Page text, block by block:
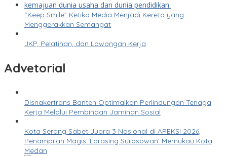
“Keep Smile” Ketika Media Menjadi Kereta yang
Menggerakkan Semangat
JKP, Pelatihan, dan Lowongan Kerja
Advetorial
Disnakertrans Banten Optimalkan Perlindungan Tenaga
Kerja Melalui Pembinaan Jaminan Sosial
Kota Serang Sabet Juara 3 Nasional di APEKSI 2026,
Penampilan Magis ‘Larasing Surosowan’ Memukau Kota
Medan